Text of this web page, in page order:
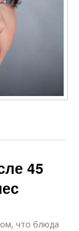
45
что блюда